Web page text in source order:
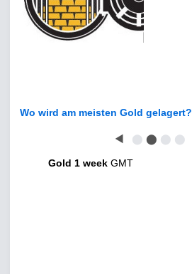
Wo wird am meisten Gold gelagert?
◀ ⬤ ⬤ ⬤ ⬤
Gold 1 week GMT